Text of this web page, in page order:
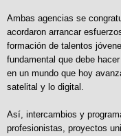
Ambas agencias se
acordaron arrancar
formación de talentos
fundamental que debe
en un mundo que hoy
satelital y lo digital.
Así, intercambios y
profesionistas, proyectos